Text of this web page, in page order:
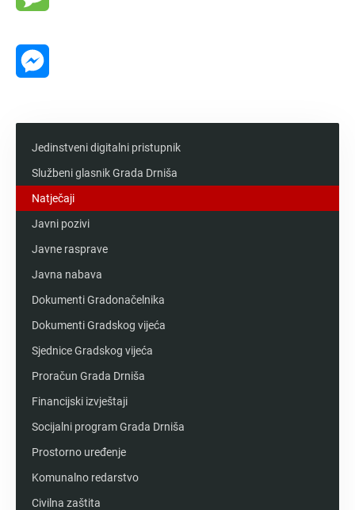
Jedinstveni digitalni pristupnik
Službeni glasnik Grada Drniša
Natječaji
Javni pozivi
Javne rasprave
Javna nabava
Dokumenti Gradonačelnika
Dokumenti Gradskog vijeća
Sjednice Gradskog vijeća
Proračun Grada Drniša
Financijski izvještaji
Socijalni program Grada Drniša
Prostorno uređenje
Komunalno redarstvo
Civilna zaštita